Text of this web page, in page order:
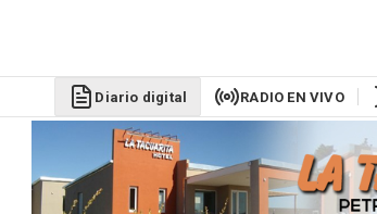
Diario digital RADIO EN VIVO